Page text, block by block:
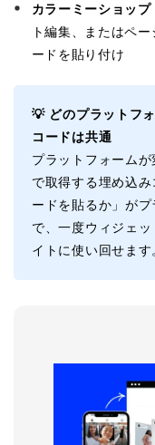
カラーミーショップ
ト編集、またはペ
ードを貼り付け
💡 どのプラットフ
コードは共通
プラットフォーム
で取得する埋め込
ードを貼るか」が
で、一度ウィジェ
イトに使い回せます